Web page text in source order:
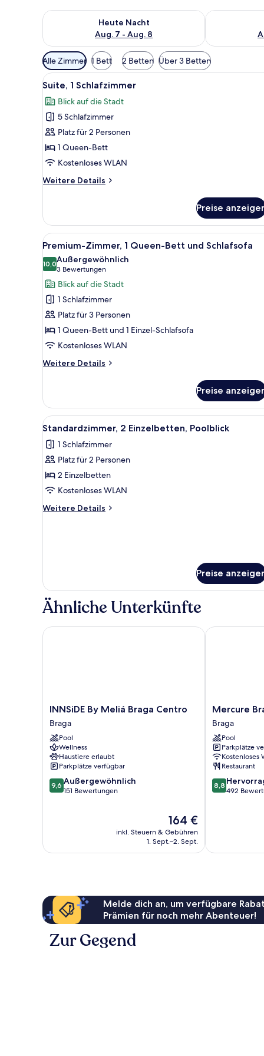
Heute Nacht
Aug. 7 - Aug. 8
Überprüfe die Verfügbarkeit für heute Nacht, Aug. 7
Überprüfe
Verfügbare
Filter
für
Zimmer
Alle Zimmer 1 Bett 2 Betten Über 3 Betten
Alle
Fotos
für
Suite,
1
Schlafzimmer
anzeigen
Ein modernes Hotelzimmer
8
Suite, 1 Schlafzimmer
Blick auf die Stadt
5 Schlafzimmer
Platz für 2 Personen
1 Queen-Bett
Kostenloses WLAN
Weitere Details
Weitere
1
Schlafzimmer
Preise
Alle
Fotos
für
Premium-
Zimmer,
1 Queen-
Bett
und
Schlafsofa
anzeigen
Ein Hotelzimmer mit einem
10
Premium-Zimmer, 1 Queen-Bett und Schlafsofa
10,010,0 von 10
Außergewöhnlich
3 Bewertungen
(3
Bewertungen)
Blick auf die Stadt
1 Schlafzimmer
Platz für 3 Personen
1 Queen-Bett und 1 Einzel-Schlafsofa
Kostenloses WLAN
Weitere Details
Weitere
Zimmer,
1 Queen-
Bett
Schlafsofa
Preise
Alle
Fotos
für
Standardzimmer,
2 Einzelbetten,
Poolblick
anzeigen
Ein Hotelzimmer mit einem
9
Standardzimmer, 2 Einzelbetten, Poolblick
1 Schlafzimmer
Platz für 2 Personen
2 Einzelbetten
Kostenloses WLAN
Weitere Details
Weitere
Preise
Ähnliche Unterkünfte
INNSiDE
By
Meliá
Braga
Centro
Braga
INNSiDE By Meliá Braga Centro
Braga
Pool
Wellness
Haustiere erlaubt
Parkplätze verfügbar
9.6
von
9,6 Außergewöhnlich
151 Bewertungen
Der
Preis
beträgt
164 €
inkl. Steuern & Gebühren
1. Sept.–2. Sept.
INNSiDE By Meliá Braga Centro
Mercure
Braga
Centro
Braga
Mercure
Braga
Pool
Parkplätze
Kostenloses
Restaurant
8.8
von
8,8
492
Mercure
Melde dich an, um verfügbare
Prämien für noch mehr Abenteuer!
Zur Gegend